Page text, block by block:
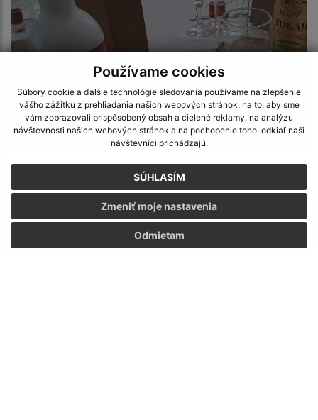
Používame cookies
Súbory cookie a ďalšie technológie sledovania používame na zlepšenie
vášho zážitku z prehliadania našich webových stránok, na to, aby sme
vám zobrazovali prispôsobený obsah a cielené reklamy, na analýzu
návštevnosti našich webových stránok a na pochopenie toho, odkiaľ naši
návštevníci prichádzajú.
SÚHLASÍM
Odmietam
Zmeniť moje nastavenia
Stretnutie seniorov 26.10.2024